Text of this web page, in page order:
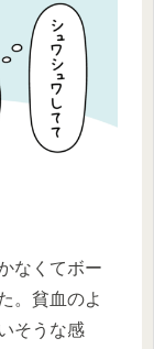
なくてボー
。貧血のよ
そうな感